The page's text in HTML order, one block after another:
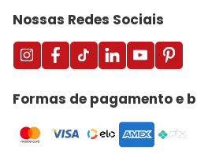
Nossas Redes Sociais
Formas de pagamento e